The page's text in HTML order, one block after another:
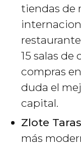
tiendas de
15 salas de
compras
duda el
capital.
Zlote
más